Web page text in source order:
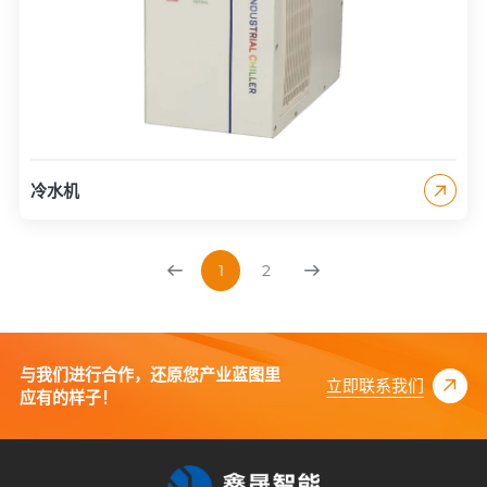
冷水机
1 2
与我们进行合作，还原您产业蓝图里
应有的样子！
立即联系我们